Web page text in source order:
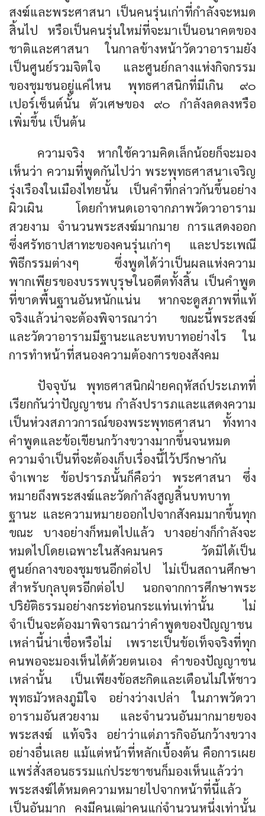
สงฆ์และพระศาสนา เป็นคนรุ่นเก่าที่กำลังจะหมด
สิ้นไป หรือเป็นคนรุ่นใหม่ที่จะมาเป็นอนาคตของ
ชาติและศาสนา ในกาลข้างหน้าวัดวาอารามยัง
เป็นศูนย์รวมจิตใจ และศูนย์กลางแห่งกิจกรรม
ของชุมชนอยู่แค่ไหน พุทธศาสนิกที่มีเกิน ๙๐
เปอร์เซ็นต์นั้น ตัวเศษของ ๙๐ กำลังลดลงหรือ
เพิ่มขึ้น เป็นต้น
ความจริง หากใช้ความคิดเล็กน้อยก็จะมอง
เห็นว่า ความที่พูดกันไปว่า พระพุทธศาสนาเจริญ
รุ่งเรืองในเมืองไทยนั้น เป็นคำที่กล่าวกันขึ้นอย่าง
ผิวเผิน โดยกำหนดเอาจากภาพวัดวาอาราม
สวยงาม จำนวนพระสงฆ์มากมาย การแสดงออก
ซึ่งศรัทธาปสาทะของคนรุ่นเก่าๆ และประเพณี
พิธีกรรมต่างๆ ซึ่งพูดได้ว่าเป็นผลแห่งความ
พากเพียรของบรรพบุรุษในอดีตทั้งสิ้น เป็นคำพูด
ที่ขาดพื้นฐานอันหนักแน่น หากจะดูสภาพที่แท้
จริงแล้วน่าจะต้องพิจารณาว่า ขณะนี้พระสงฆ์
และวัดวาอารามมีฐานะและบทบาทอย่างไร ใน
การทำหน้าที่สนองความต้องการของสังคม
ปัจจุบัน พุทธศาสนิกฝ่ายคฤหัสถ์ประเภทที่
เรียกกันว่าปัญญาชน กำลังปรารภและแสดงความ
เป็นห่วงสภาวการณ์ของพระพุทธศาสนา ทั้งทาง
คำพูดและข้อเขียนกว้างขวางมากขึ้นจนหมด
ความจำเป็นที่จะต้องเก็บเรื่องนี้ไว้ปรึกษากัน
จำเพาะ ข้อปรารภนั้นก็คือว่า พระศาสนา ซึ่ง
หมายถึงพระสงฆ์และวัดกำลังสูญสิ้นบทบาท
ฐานะ และความหมายออกไปจากสังคมมากขึ้นทุก
ขณะ บางอย่างก็หมดไปแล้ว บางอย่างก็กำลังจะ
หมดไปโดยเฉพาะในสังคมนคร วัดมิได้เป็น
ศูนย์กลางของชุมชนอีกต่อไป ไม่เป็นสถานศึกษา
สำหรับกุลบุตรอีกต่อไป นอกจากการศึกษาพระ
ปริยัติธรรมอย่างกระท่อนกระแท่นเท่านั้น ไม่
จำเป็นจะต้องมาพิจารณาว่าคำพูดของปัญญาชน
เหล่านี้น่าเชื่อหรือไม่ เพราะเป็นข้อเท็จจริงที่ทุก
คนพอจะมองเห็นได้ด้วยตนเอง คำของปัญญาชน
เหล่านั้น เป็นเพียงข้อสะกิดและเตือนไม่ให้ชาว
พุทธมัวหลงภูมิใจ อย่างว่างเปล่า ในภาพวัดวา
อารามอันสวยงาม และจำนวนอันมากมายของ
พระสงฆ์ แท้จริง อย่าว่าแต่ภารกิจอันกว้างขวาง
อย่างอื่นเลย แม้แต่หน้าที่หลักเบื้องต้น คือการเผย
แพร่สั่งสอนธรรมแก่ประชาชนก็มองเห็นแล้วว่า
พระสงฆ์ได้หมดความหมายไปจากหน้าที่นี้แล้ว
เป็นอันมาก คงมีคนเฒ่าคนแก่จำนวนหนึ่งเท่านั้น